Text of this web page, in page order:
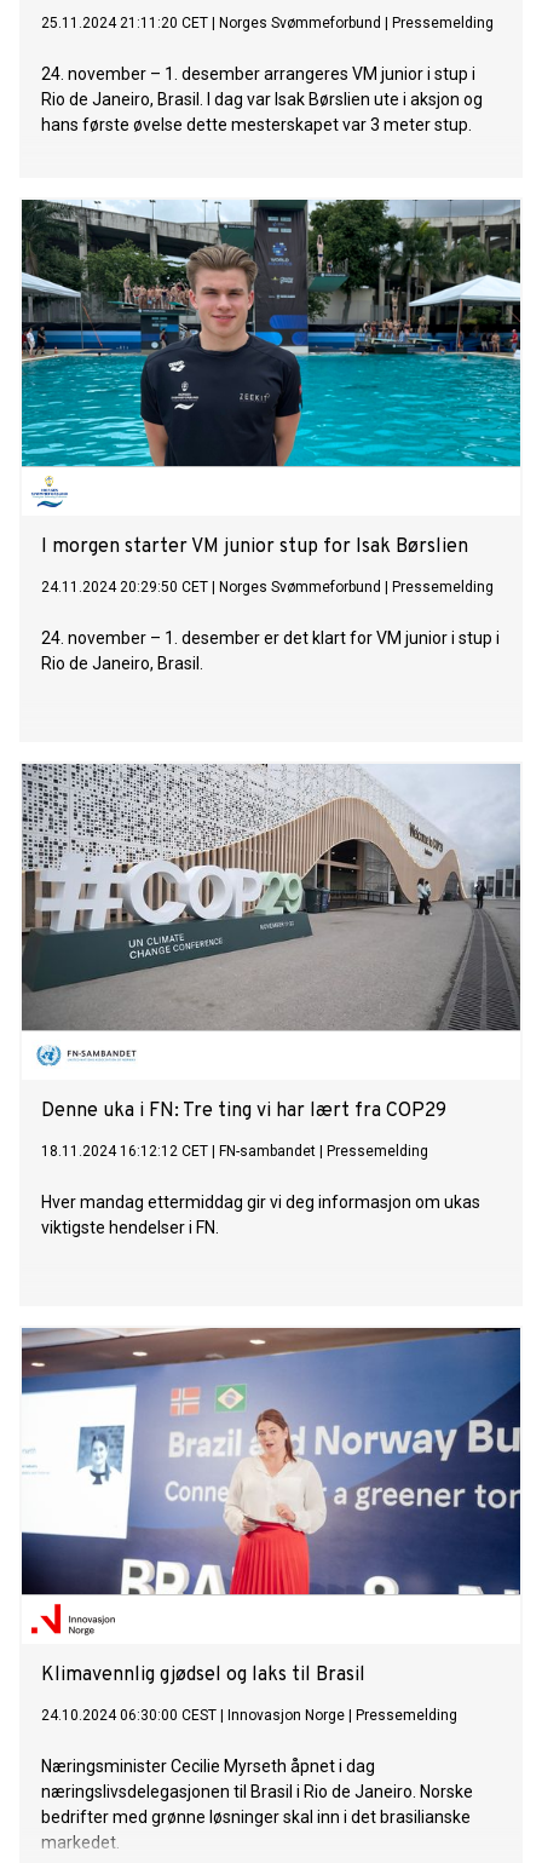
25.11.2024 21:11:20 CET Norges Svømmeforbund Pressemelding
24. november – 1. desember arrangeres VM junior i stup i
Rio de Janeiro, Brasil. I dag var Isak Børslien ute i aksjon og
hans første øvelse dette mesterskapet var 3 meter stup.
I morgen starter VM junior stup for Isak Børslien
24.11.2024 20:29:50 CET Norges Svømmeforbund Pressemelding
24. november – 1. desember er det klart for VM junior i stup i
Rio de Janeiro, Brasil.
Denne uka i FN: Tre ting vi har lært fra COP29
18.11.2024 16:12:12 CET FN-sambandet Pressemelding
Hver mandag ettermiddag gir vi deg informasjon om ukas
viktigste hendelser i FN.
Klimavennlig gjødsel og laks til Brasil
24.10.2024 06:30:00 CEST Innovasjon Norge Pressemelding
Næringsminister Cecilie Myrseth åpnet i dag
næringslivsdelegasjonen til Brasil i Rio de Janeiro. Norske
bedrifter med grønne løsninger skal inn i det brasilianske
markedet.